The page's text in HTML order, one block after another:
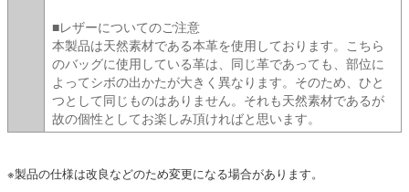
■レザーについてのご注意
本製品は天然素材である本革を使用しております。こちら
のバッグに使用している革は、同じ革であっても、部位に
よってシボの出かたが大きく異なります。そのため、ひと
つとして同じものはありません。それも天然素材であるが
故の個性としてお楽しみ頂ければと思います。
※製品の仕様は改良などのため変更になる場合があります。